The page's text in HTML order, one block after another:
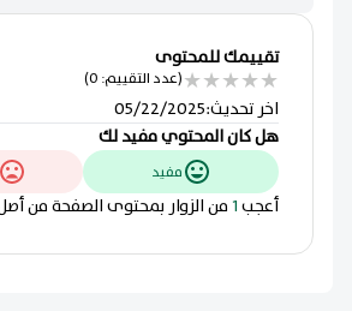
تقييمك للمحتوى
★
★
★
★
★(عدد التقييم: 0)
اخر تحديث:
05/22/2025
هل كان المحتوي مفيد لك
مفيد
أعجب1 من الزوار بمحتوى الصفحة من